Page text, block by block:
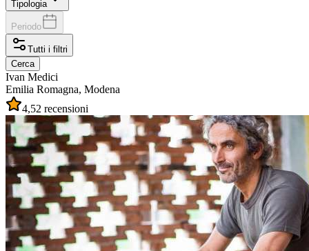
Tipologia
Periodo
Tutti i filtri
Cerca
Ivan Medici
Emilia Romagna, Modena
4,52 recensioni